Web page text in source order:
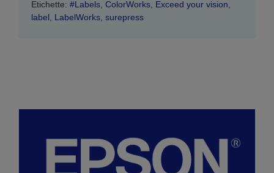
Etichette: #Labels ColorWorks Exceed your vision
label
LabelWorks surepress